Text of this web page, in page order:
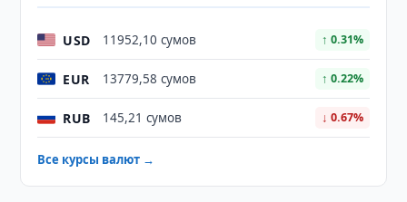
USD 11952,10 сумов ↑ 0.31%
EUR 13779,58 сумов ↑ 0.22%
RUB 145,21 сумов ↓ 0.67%
Все курсы валют →